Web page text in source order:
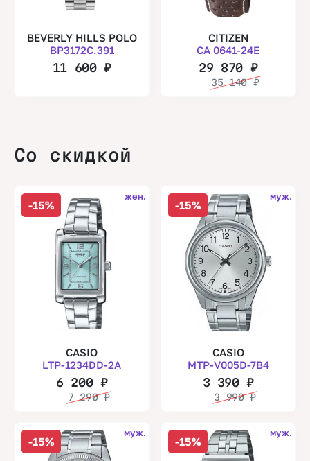
BEVERLY HILLS POLO
BP3172C.391
11 600₽
CITIZEN
CA 0641-24E
29 870 ₽
35 140₽
Со скидкой
-15%
жен.
CASIO
LTP-1234DD-2A
6 200 ₽
7 290₽
-15%
муж.
CASIO
MTP-V005D-7B4
3 390₽
3 990₽
-15%
муж.
-15%
муж.